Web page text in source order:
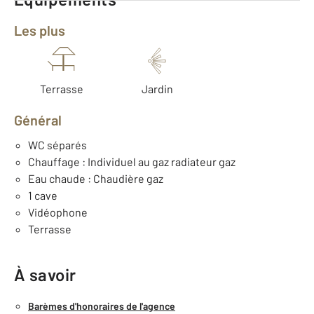
Les plus
Terrasse Jardin
Général
WC séparés
Chauffage : Individuel au gaz radiateur gaz
Eau chaude : Chaudière gaz
1 cave
Vidéophone
Terrasse
À savoir
Barèmes d'honoraires de l'agence